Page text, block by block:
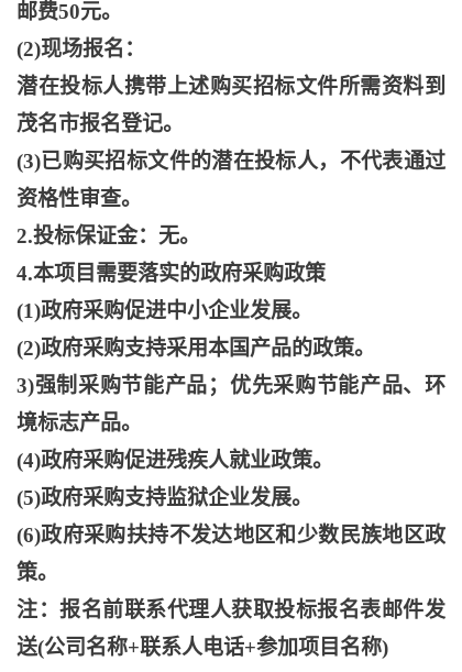
邮费50元。
(2)现场报名：
潜在投标人携带上述购买招标文件所需资料到
茂名市报名登记。
(3)已购买招标文件的潜在投标人，不代表通过
资格性审查。
2.投标保证金：无。
4.本项目需要落实的政府采购政策
(1)政府采购促进中小企业发展。
(2)政府采购支持采用本国产品的政策。
3)强制采购节能产品；优先采购节能产品、环
境标志产品。
(4)政府采购促进残疾人就业政策。
(5)政府采购支持监狱企业发展。
(6)政府采购扶持不发达地区和少数民族地区政
策。
注：报名前联系代理人获取投标报名表邮件发
送(公司名称+联系人电话+参加项目名称)